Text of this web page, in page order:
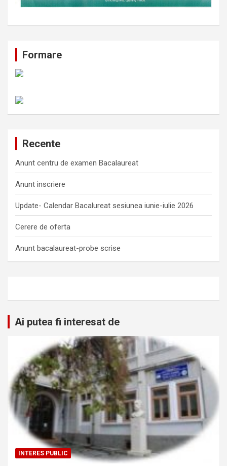
Formare
Recente
Anunt centru de examen Bacalaureat
Anunt inscriere
Update- Calendar Bacalureat sesiunea iunie-iulie 2026
Cerere de oferta
Anunt bacalaureat-probe scrise
Ai putea fi interesat de
INTERES PUBLIC